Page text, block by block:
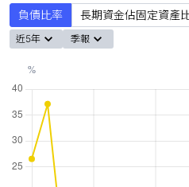
負債比率 長期資金佔固定資產
近5年 季報